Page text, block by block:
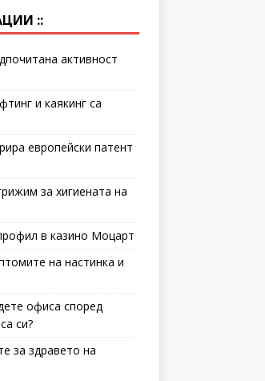
::
активност
и каякинг са
европейски патент
за хигиената на
в казино Моцарт
на настинка и
офиса според
си?
за здравето на